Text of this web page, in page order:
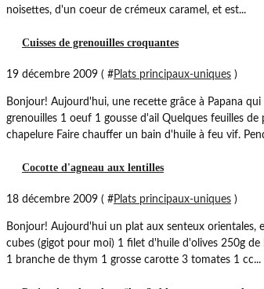
noisettes, d'un coeur de crémeux caramel, et est...
Cuisses de grenouilles croquantes
19 décembre 2009 ( #Plats principaux-uniques )
Bonjour! Aujourd'hui, une recette grâce à Papana
grenouilles 1 oeuf 1 gousse d'ail Quelques feuilles
chapelure Faire chauffer un bain d'huile à feu vif.
Cocotte d'agneau aux lentilles
18 décembre 2009 ( #Plats principaux-uniques )
Bonjour! Aujourd'hui un plat aux senteux orientales,
cubes (gigot pour moi) 1 filet d'huile d'olives 250g
1 branche de thym 1 grosse carotte 3 tomates 1 cc...